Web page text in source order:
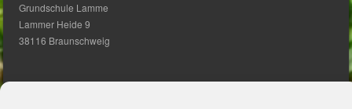
Grundschule Lamme
Lammer Heide 9
38116 Braunschweig